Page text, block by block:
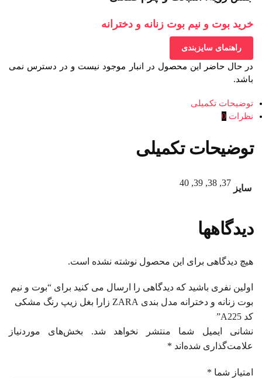
خرید بوت و نیم بوت زنانه و دخترانه
راهنمای سایزبندی
در حال حاضر این محصول در انبار موجود نیست و در دسترس نمی
باشد.
توضیحات تکمیلی
نظرات 0
توضیحات تکمیلی
سایز
37, 38, 39, 40
دیدگاهها
هیچ دیدگاهی برای این محصول نوشته نشده است.
اولین نفری باشید که دیدگاهی را ارسال می کنید برای “بوت و نیم
بوت زنانه و دخترانه مدل بندی ZARA زارا بغل زیپ رنگ مشکی
کد A225”
نشانی ایمیل شما منتشر نخواهد شد.
بخش‌های موردنیاز
علامت‌گذاری شده‌اند *
امتیاز شما *